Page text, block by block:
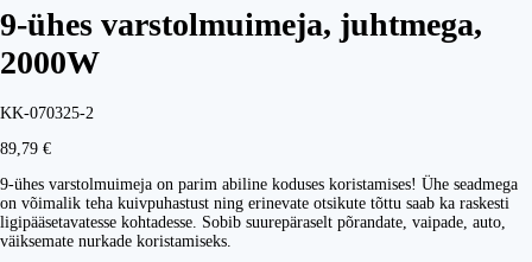
9-ühes varstolmuimeja, juhtmega,
2000W
KK-070325-2
89,79 €
9-ühes varstolmuimeja on parim abiline koduses koristamises! Ühe seadmega
on võimalik teha kuivpuhastust ning erinevate otsikute tõttu saab ka raskesti
ligipääsetavatesse kohtadesse. Sobib suurepäraselt põrandate, vaipade, auto,
väiksemate nurkade koristamiseks.